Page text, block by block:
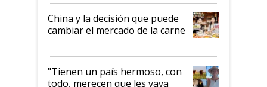
China y la decisión que puede
cambiar el mercado de la carne
"Tienen un país hermoso, con
todo, merecen que les vaya